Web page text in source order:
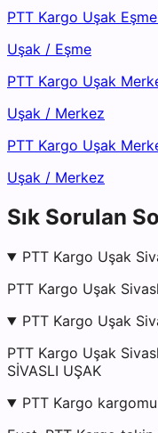
PTT Kargo Uşak
Uşak / Eşme
PTT Kargo Uşak
Uşak / Merkez
PTT Kargo Uşak
Uşak / Merkez
Sık Sorulan
PTT Kargo Uşak
PTT Kargo Uşak
PTT Kargo Uşak
PTT Kargo Uşak
SİVASLI UŞAK
PTT Kargo